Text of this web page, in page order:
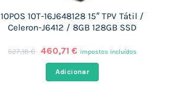
10POS 10T-16J648128 15″ TPV Tátil /
Celeron-J6412 / 8GB 128GB SSD
527,18€
O
original
era:
460,71 €O
atual
é:
impostos incluídos
Adicionar